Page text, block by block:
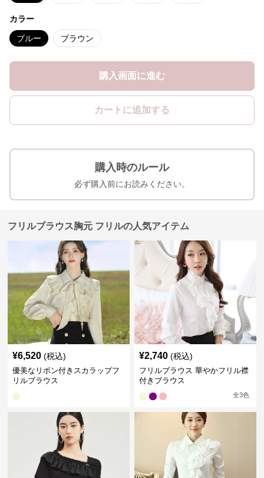
カラー
ブルー ブラウン
購入画面に進む
カートに追加する
購入時のルール
必ず購入前にお読みください。
フリルブラウス胸元 フリルの人気アイテム
¥6,520 (税込)
優美なリボン付きスカラップフ
リルブラウス
¥2,740 (税込)
フリルブラウス 華やかフリル襟
付きブラウス
全3色